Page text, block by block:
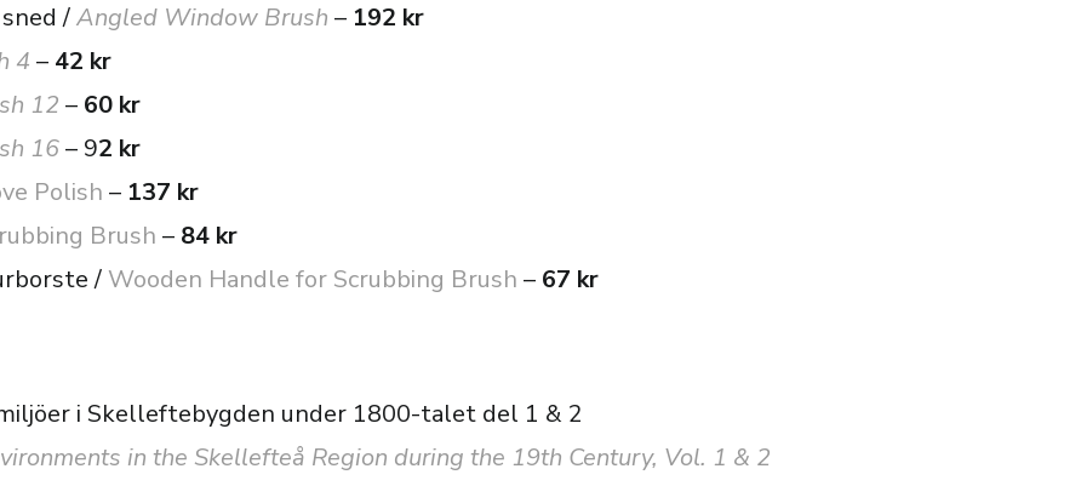
/Angled Window Brush – 192 kr
4 – 42 kr
12 – 60 kr
16– 92 kr
Polish – 137 kr
Brush – 84 kr
/Wooden Handle for Scrubbing Brush – 67 kr
i Skelleftebygden under 1800-talet del 1 & 2
in the Skellefteå Region during the 19th Century, Vol. 1 & 2